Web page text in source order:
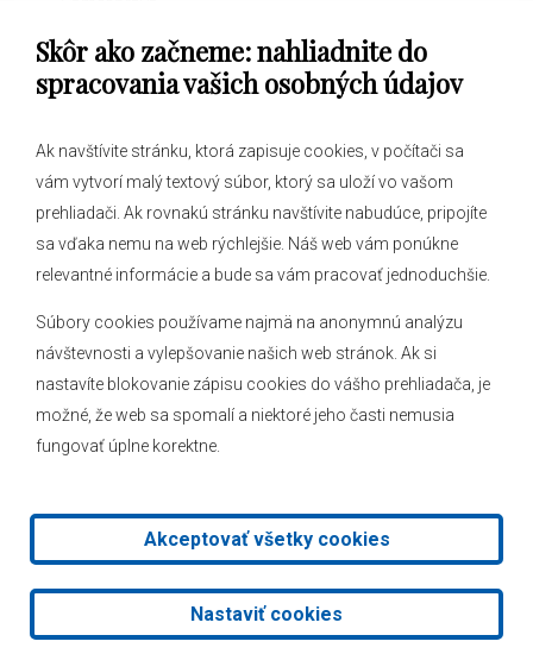
Skôr ako začneme: nahliadnite do
spracovania vašich osobných údajov
Ak navštívite stránku, ktorá zapisuje cookies, v počítači sa
vám vytvorí malý textový súbor, ktorý sa uloží vo vašom
prehliadači. Ak rovnakú stránku navštívite nabudúce, pripojíte
sa vďaka nemu na web rýchlejšie. Náš web vám ponúkne
relevantné informácie a bude sa vám pracovať jednoduchšie.
Súbory cookies používame najmä na anonymnú analýzu
návštevnosti a vylepšovanie našich web stránok. Ak si
nastavíte blokovanie zápisu cookies do vášho prehliadača, je
možné, že web sa spomalí a niektoré jeho časti nemusia
fungovať úplne korektne.
Akceptovať všetky cookies
Nastaviť cookies
Obecný úrad
O obci
Hlásenia obecného rozhlasu
Kontakt
Mapa stránok
2026 © Obec Veľké Leváre|Tvorba web stránok
AlejTech, spol. s r.o.